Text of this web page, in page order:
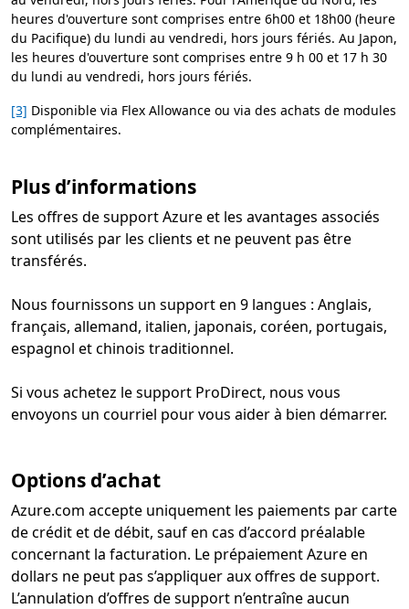
heures d'ouverture sont comprises entre 6h00 et 18h00 (heure
du Pacifique) du lundi au vendredi, hors jours fériés. Au Japon,
les heures d'ouverture sont comprises entre 9 h 00 et 17 h 30
du lundi au vendredi, hors jours fériés.
[3] Disponible via Flex Allowance ou via des achats de modules
complémentaires.
Plus d’informations
Les offres de support Azure et les avantages associés
sont utilisés par les clients et ne peuvent pas être
transférés.
Nous fournissons un support en 9 langues : Anglais,
français, allemand, italien, japonais, coréen, portugais,
espagnol et chinois traditionnel.
Si vous achetez le support ProDirect, nous vous
envoyons un courriel pour vous aider à bien démarrer.
Options d’achat
Azure.com accepte uniquement les paiements par carte
de crédit et de débit, sauf en cas d’accord préalable
concernant la facturation. Le prépaiement Azure en
dollars ne peut pas s’appliquer aux offres de support.
L’annulation d’offres de support n’entraîne aucun